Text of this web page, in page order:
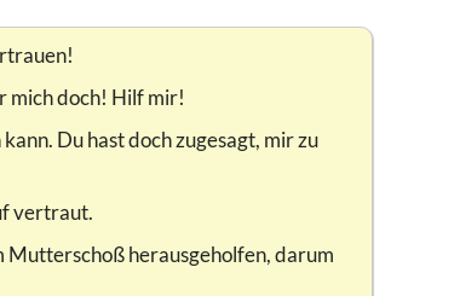
mich doch! Hilf mir!
Du hast doch zugesagt, mir zu
vertraut.
Mutterschoß herausgeholfen, darum